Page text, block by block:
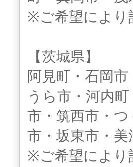
※ご希望により
【茨城県】
阿見町・石岡
うら市・河内
市・筑西市・
市・坂東市・
※ご希望により